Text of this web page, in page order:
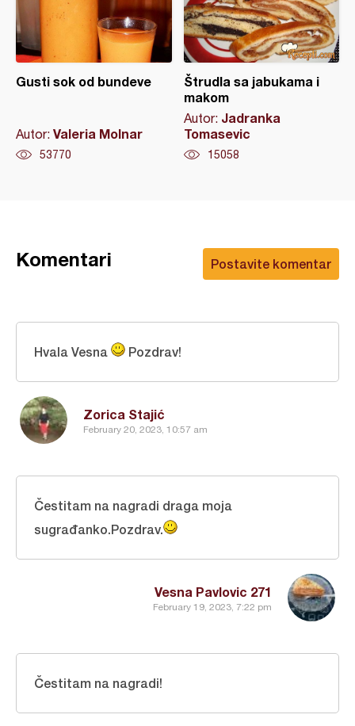
Gusti sok od bundeve
Autor: Valeria Molnar
53770
Štrudla sa jabukama i
makom
Autor: Jadranka
Tomasevic
15058
Postavite komentar
Komentari
Zorica Stajić
February 20, 2023, 10:57 am
Hvala Vesna Pozdrav!
Vesna Pavlovic 271
February 19, 2023, 7:22 pm
Čestitam na nagradi draga moja
sugrađanko.Pozdrav.
Čestitam na nagradi!